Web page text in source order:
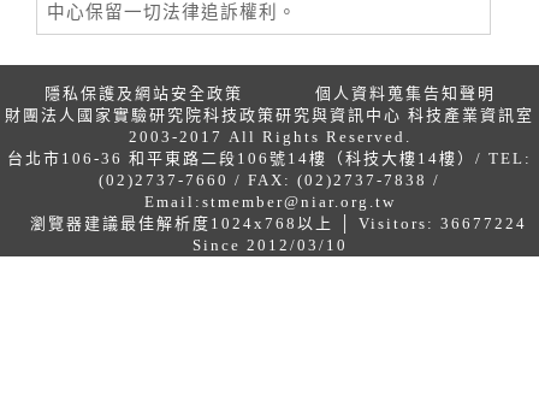
中心保留一切法律追訴權利。
隱私保護及網站安全政策
個人資料蒐集告知聲明
財團法人國家實驗研究院科技政策研究與資訊中心 科技產業資訊室
2003-2017 All Rights Reserved.
台北市106-36 和平東路二段106號14樓（科技大樓14樓）/ TEL:
(02)2737-7660 / FAX: (02)2737-7838 /
Email: stmember@niar.org.tw
瀏覽器建議最佳解析度1024x768以上 │ Visitors: 36677224
Since 2012/03/10